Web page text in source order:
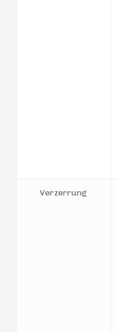
Verzerrung